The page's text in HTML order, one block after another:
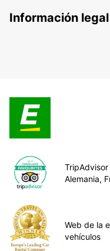
Información legal
TripAdvisor
Alemania,
Web de la
vehículos